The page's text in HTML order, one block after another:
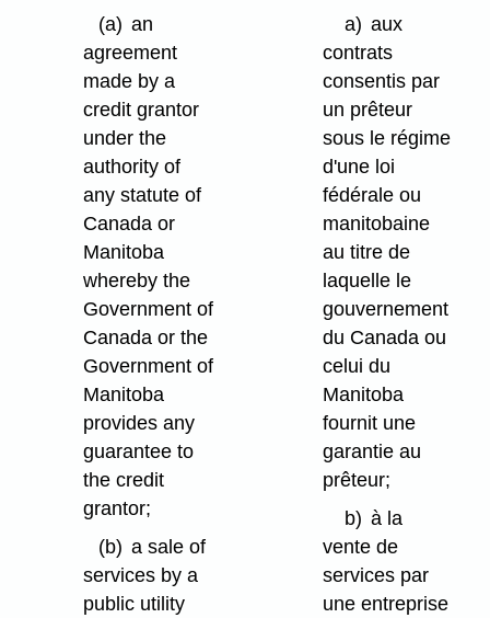
(a) an
agreement
made by a
credit grantor
under the
authority of
any statute of
Canada or
Manitoba
whereby the
Government of
Canada or the
Government of
Manitoba
provides any
guarantee to
the credit
grantor;
(b) a sale of
services by a
public utility
a) aux
contrats
consentis par
un prêteur
sous le régime
d'une loi
fédérale ou
manitobaine
au titre de
laquelle le
gouvernement
du Canada ou
celui du
Manitoba
fournit une
garantie au
prêteur;
b) à la
vente de
services par
une entreprise